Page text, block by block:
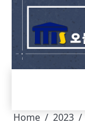
Skip
content
Home 2023